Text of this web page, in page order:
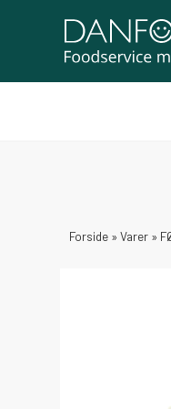
Forside » Varer »